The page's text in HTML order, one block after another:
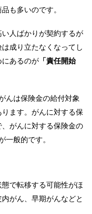
も多いのです。
人ばかりが契約するが
成り立たなくなってし
にあるのが 「責任開始
んは保険金の給付対象
ます。がんに対する保
がんに対する保険金の
一般的です。
で転移する可能性がほ
がん、早期がんなどと